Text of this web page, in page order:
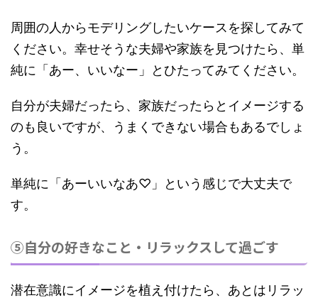
周囲の人からモデリングしたいケースを探してみて
ください。幸せそうな夫婦や家族を見つけたら、単
純に「あー、いいなー」とひたってみてください。
自分が夫婦だったら、家族だったらとイメージする
のも良いですが、うまくできない場合もあるでしょ
う。
単純に 「あーいいなあ♡」
という感じで大丈夫で
す。
⑤自分の好きなこと・リラックスして過ごす
潜在意識にイメージを植え付けたら、あとはリラッ